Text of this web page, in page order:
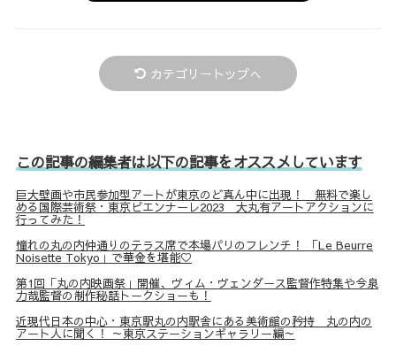
カテゴリートップへ
この記事の編集者は以下の記事をオススメしています
巨大壁画や市民参加型アートが東京のど真ん中に出現！ 無料で楽し
める国際芸術祭・東京ビエンナーレ2023 大丸有アートアクションに
行ってみた！
憧れの丸の内仲通りのテラス席で本場パリのフレンチ！ 「Le Beurre
Noisette Tokyo」で華金を堪能♡
第1回「丸の内映画祭」開催、ヴィム・ヴェンダース監督作特集や今泉
力哉監督の制作秘話トークショーも！
近現代日本の中心・東京駅丸の内駅舎にある美術館の矜持 丸の内の
アート人に聞く！ ～東京ステーションギャラリー編～